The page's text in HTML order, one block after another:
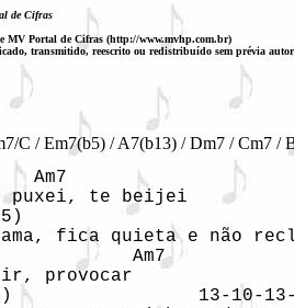
de Cifras
MV Portal de Cifras (http://www.mvhp.com.br)
transmitido, reescrito ou redistribuído sem prévia
C / Em7(b5) / A7(b13) / Dm7 / Cm7 /
Am7
puxei, te beijei
fica quieta e não
Am7
provocar
13-10-